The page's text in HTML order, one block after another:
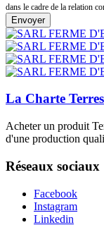
dans le cadre de la relation
La Charte
Acheter un produit
d'une production
Réseaux sociaux
Facebook
Instagram
Linkedin